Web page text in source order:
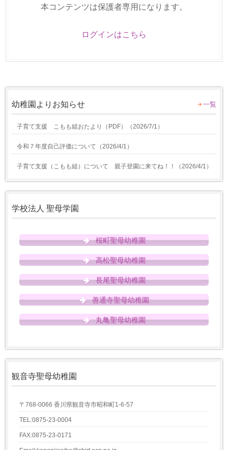
本コンテンツは保護者専用になります。
ログインはこちら
幼稚園よりお知らせ 一覧
子育て支援 こもも組おたより（PDF） （2026/7/1 ）
令和７年度自己評価について （2026/4/1 ）
子育て支援（こもも組）について 親子登園に来てね！！ （2026/4/1 ）
学校法人 聖母学園
桜町聖母幼稚園
高松聖母幼稚園
長尾聖母幼稚園
善通寺聖母幼稚園
丸亀聖母幼稚園
観音寺聖母幼稚園
〒768-0066 香川県観音寺市昭和町1-6-57
TEL:0875-23-0004
FAX:0875-23-0171